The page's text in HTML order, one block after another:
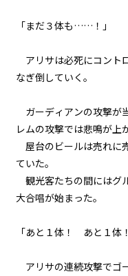
「まだ３体も……！」
アリサは必死にコント
なぎ倒していく。
ガーディアンの攻撃が
レムの攻撃では悲鳴が上
屋台のビールは売れに
ていた。
観光客たちの間にはグ
大合唱が始まった。
「あと１体！ あと１
アリサの連続攻撃でゴ